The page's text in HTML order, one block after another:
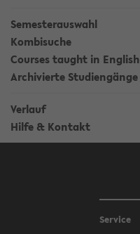
Semesterauswahl
Kombisuche
Courses taught in English
Archivierte Studiengänge
Verlauf
Hilfe & Kontakt
Service